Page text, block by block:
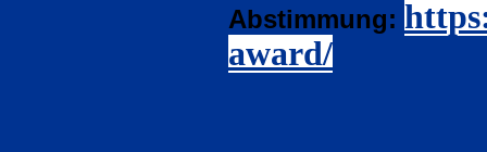
Abstimmung:
award/